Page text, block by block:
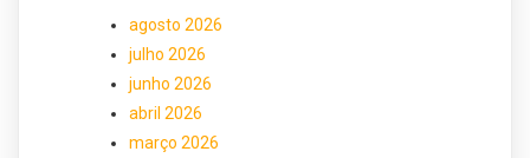
agosto 2026
julho 2026
junho 2026
abril 2026
março 2026